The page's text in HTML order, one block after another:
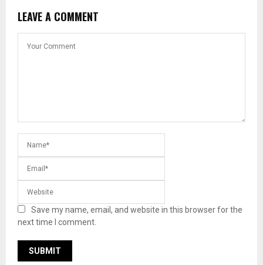
LEAVE A COMMENT
Save my name, email, and website in this browser for the
next time I comment.